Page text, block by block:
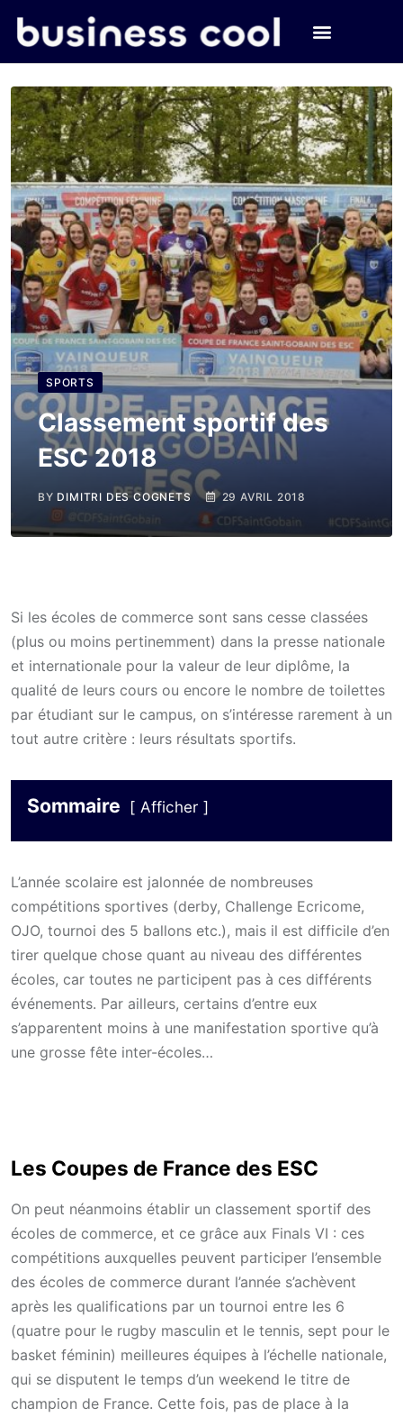
SPORTS
Classement sportif des
ESC 2018
BY DIMITRI DES COGNETS 29 AVRIL 2018
Si les écoles de commerce sont sans cesse classées
(plus ou moins pertinemment) dans la presse nationale
et internationale pour la valeur de leur diplôme, la
qualité de leurs cours ou encore le nombre de toilettes
par étudiant sur le campus, on s’intéresse rarement à un
tout autre critère : leurs résultats sportifs.
Sommaire Afficher
L’année scolaire est jalonnée de nombreuses
compétitions sportives (derby, Challenge Ecricome,
OJO, tournoi des 5 ballons etc.), mais il est difficile d’en
tirer quelque chose quant au niveau des différentes
écoles, car toutes ne participent pas à ces différents
événements. Par ailleurs, certains d’entre eux
s’apparentent moins à une manifestation sportive qu’à
une grosse fête inter-écoles…
Les Coupes de France des ESC
On peut néanmoins établir un classement sportif des
écoles de commerce, et ce grâce aux Finals VI : ces
compétitions auxquelles peuvent participer l’ensemble
des écoles de commerce durant l’année s’achèvent
après les qualifications par un tournoi entre les 6
(quatre pour le rugby masculin et le tennis, sept pour le
basket féminin) meilleures équipes à l’échelle nationale,
qui se disputent le temps d’un weekend le titre de
champion de France. Cette fois, pas de place à la